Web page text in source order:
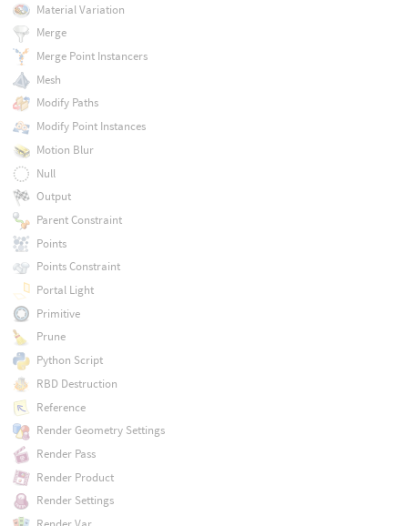
Material Variation
Merge
Merge Point Instancers
Mesh
Modify Paths
Modify Point Instances
Motion Blur
Null
Output
Parent Constraint
Points
Points Constraint
Portal Light
Primitive
Prune
Python Script
RBD Destruction
Reference
Render Geometry Settings
Render Pass
Render Product
Render Settings